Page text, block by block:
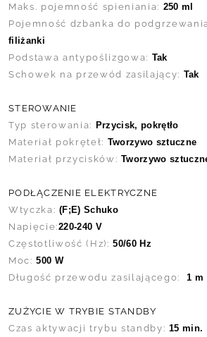
Maks. pojemność spieniania: 250 ml
Pojemność dzbanka do
filiżanki
Podstawa antypoślizgowa: Tak
Schowek na przewód zasilający: Tak
STEROWANIE
Typ sterowania: Przycisk, pokrętło
Materiał pokręteł: Tworzywo sztuczne
Materiał przycisków: Tworzywo
PODŁĄCZENIE ELEKTRYCZNE
Wtyczka: (F;E) Schuko
Napięcie:220-240 V
Częstotliwość (Hz):50/60 Hz
Moc:500 W
Długość przewodu zasilającego: 1 m
ZUŻYCIE W TRYBIE STANDBY
Czas aktywacji trybu standby: 15 min.